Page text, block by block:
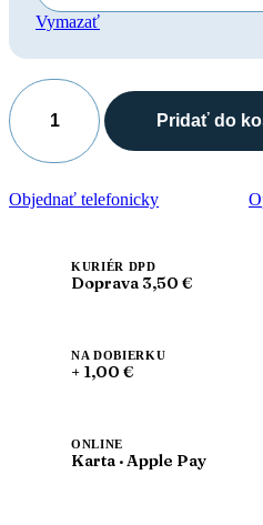
Vymazať
množstvo
LEON
4800
Detské
dievčenské
Pridať do
Objednať telefonicky
KURIÉR DPD
Doprava 3,50 €
NA DOBIERKU
+ 1,00 €
ONLINE
Karta · Apple Pay